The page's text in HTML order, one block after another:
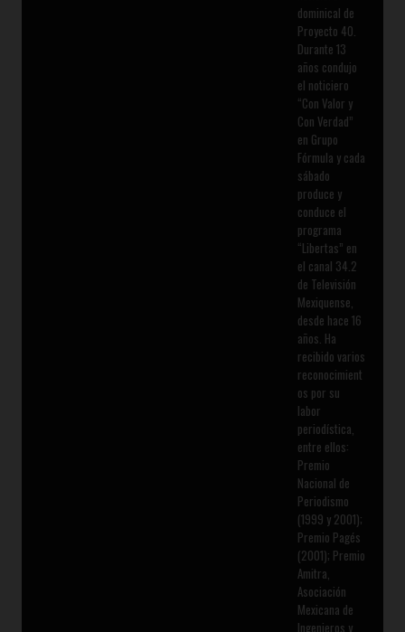
dominical de
Proyecto 40.
Durante 13
años condujo
el noticiero
“Con Valor y
Con Verdad”
en Grupo
Fórmula y cada
sábado
produce y
conduce el
programa
“Libertas” en
el canal 34.2
de Televisión
Mexiquense,
desde hace 16
años. Ha
recibido varios
reconocimient
os por su
labor
periodística,
entre ellos:
Premio
Nacional de
Periodismo
(1999 y 2001);
Premio Pagés
(2001); Premio
Amitra,
Asociación
Mexicana de
Ingenieros y